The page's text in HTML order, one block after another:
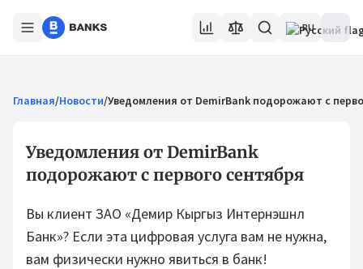
RU
Главная/Новости/Уведомления от DemirBank подорожают с
Уведомления от DemirBank
подорожают с первого сентября
Вы клиент ЗАО «Демир Кыргыз Интернэшнл
Банк»? Если эта цифровая услуга вам не нужна,
вам физически нужно явиться в банк!